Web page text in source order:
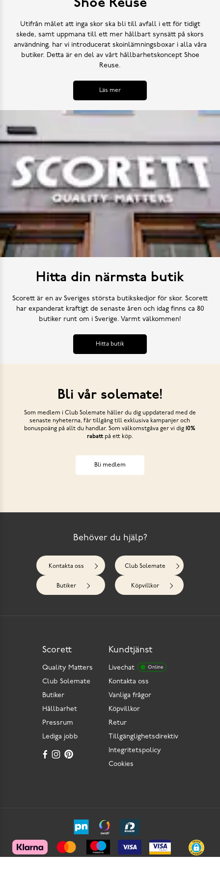
Shoe Reuse
Utifrån målet att inga skor ska bli till avfall i ett för tidigt
skede, samt uppmana till ett mer hållbart synsätt på skors
användning, har vi introducerat skoinlämningsboxar i alla våra
butiker. Detta är en del av vårt hållbarhetskoncept Shoe
Reuse.
Läs mer
Hitta din närmsta butik
Scorett är en av Sveriges största butikskedjor för skor. Scorett
har expanderat kraftigt de senaste åren och idag finns ca 80
butiker runt om i Sverige. Varmt välkommen!
Hitta butik
Bli vår solemate!
Som medlem i Club Solemate håller du dig uppdaterad med de
senaste nyheterna, får tillgång till exklusiva kampanjer och
bonuspoäng på allt du handlar. Som välkomstgåva ger vi dig 10%
rabattpå ett köp.
Bli medlem
Behöver du hjälp?
Kontakta oss Club Solemate
Butiker Köpvillkor
Kundtjänst
Livechat Online
Kontakta oss
Vanliga frågor
Köpvillkor
Retur
Tillgänglighetsdirektiv
Integritetspolicy
Cookies
Scorett
Quality Matters
Club Solemate
Butiker
Hållbarhet
Pressrum
Lediga jobb